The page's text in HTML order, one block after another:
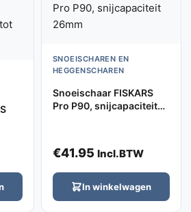
SNOEISCHAREN EN
HEGGENSCHAREN
Snoeischaar FISKARS
Pro P90, snijcapaciteit
€41.95 Incl.BTW
In winkelwagen